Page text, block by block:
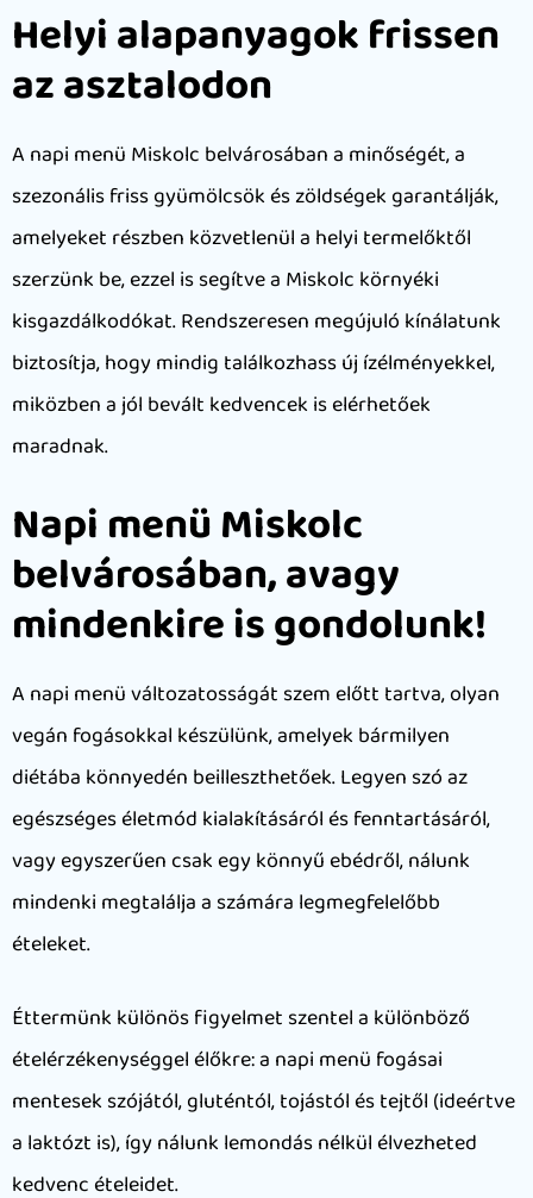
Helyi alapanyagok frissen
az asztalodon
A napi menü Miskolc belvárosában a minőségét, a
szezonális friss gyümölcsök és zöldségek garantálják,
amelyeket részben közvetlenül a helyi termelőktől
szerzünk be, ezzel is segítve a Miskolc környéki
kisgazdálkodókat. Rendszeresen megújuló kínálatunk
biztosítja, hogy mindig találkozhass új ízélményekkel,
miközben a jól bevált kedvencek is elérhetőek
maradnak.
Napi menü Miskolc
belvárosában, avagy
mindenkire is gondolunk!
A napi menü változatosságát szem előtt tartva, olyan
vegán fogásokkal készülünk, amelyek bármilyen
diétába könnyedén beilleszthetőek. Legyen szó az
egészséges életmód kialakításáról és fenntartásáról,
vagy egyszerűen csak egy könnyű ebédről, nálunk
mindenki megtalálja a számára legmegfelelőbb
ételeket.
Éttermünk különös figyelmet szentel a különböző
ételérzékenységgel élőkre: a napi menü fogásai
mentesek szójától, gluténtól, tojástól és tejtől (ideértve
a laktózt is), így nálunk lemondás nélkül élvezheted
kedvenc ételeidet.